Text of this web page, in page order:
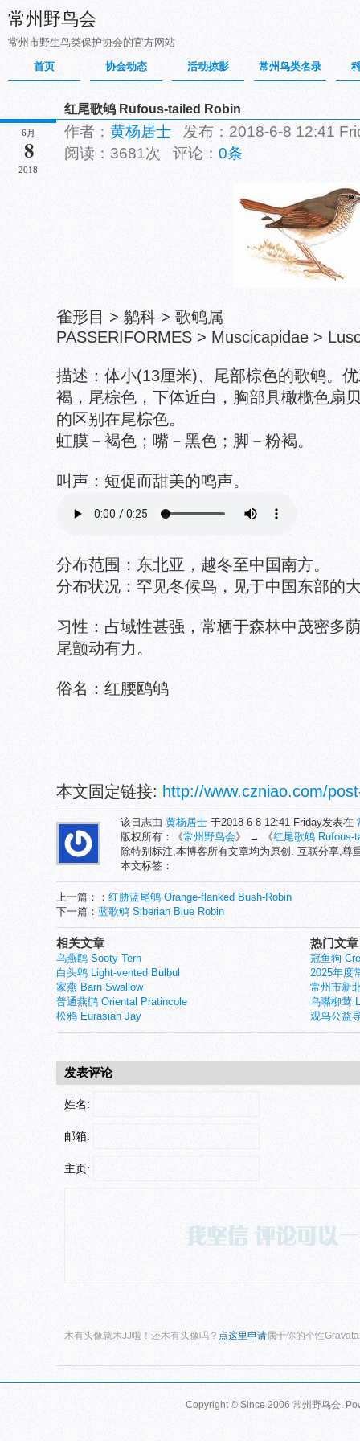
常州野鸟会
常州市野生鸟类保护协会的官方网站
首页
协会动态 活动掠影 常州鸟类名录
6月
8
2018
红尾歌鸲 Rufous-tailed Robin
作者： 黄杨居士 发布：2018-6-8 12:41
阅读：3681次 评论： 0条
雀形目 > 鹟科 > 歌鸲属
PASSERIFORMES > Muscicapidae >
描述：体小(13厘米)、尾部棕色的歌鸲。
褐，尾棕色，下体近白，胸部具橄榄色扇
的区别在尾棕色。
虹膜－褐色；嘴－黑色；脚－粉褐。
叫声：短促而甜美的鸣声。
分布范围：东北亚，越冬至中国南方。
分布状况：罕见冬候鸟，见于中国东部的
习性：占域性甚强，常栖于森林中茂密多
尾颤动有力。
俗名：红腰鸥鸲
本文固定链接: http://www.czniao.com/
该日志由 黄杨居士 于2018-6-8 12:41 Friday发表在
版权所有：《常州野鸟会》 → 《红尾歌鸲 Rufous-
除特别标注,本博客所有文章均为原创. 互联分享,尊
本文标签：
上一篇：： 红胁蓝尾鸲 Orange-flanked Bush-Robin
下一篇： 蓝歌鸲 Siberian Blue Robin
热门文章
冠鱼狗
2025年度
常州市新
乌嘴柳莺
观鸟公益
相关文章
乌燕鸥 Sooty Tern
白头鹎 Light-vented Bulbul
家燕 Barn Swallow
普通燕鸻 Oriental Pratincole
松鸦 Eurasian Jay
发表评论
姓名:
邮箱:
主页:
木有头像就木JJ啦！还木有头像吗？ 点这里申请 属于你的个性
Copyright © Since 2006 常州野鸟会.